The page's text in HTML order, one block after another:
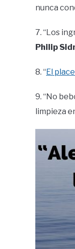
nunca
7. “Los
Philip
8. “El
9. “No
limpieza